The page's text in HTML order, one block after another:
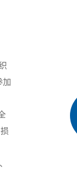
加